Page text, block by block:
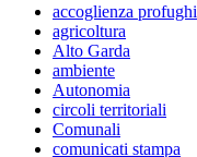
accoglienza profughi
agricoltura
Alto Garda
ambiente
Autonomia
circoli territoriali
Comunali
comunicati stampa